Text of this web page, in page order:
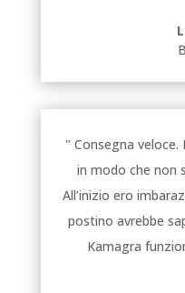
" Consegna
in modo che non
All’inizio ero
postino avrebbe
Kamagra